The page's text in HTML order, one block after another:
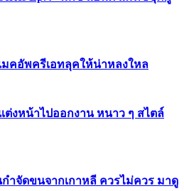
เมคอัพครีเอทลุคให้น่าหลงใหล
แต่งหน้าไปออกงาน หนาว ๆ สไตล์
กำจัดขนจากเกาหลี ควรไม่ควร มาดู